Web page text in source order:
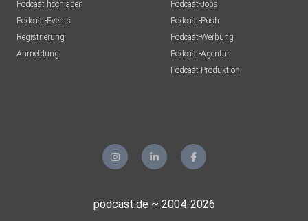
Podcast hochladen
Podcast-Events
Registrierung
Anmeldung
Podcast-Jobs
Podcast-Push
Podcast-Werbung
Podcast-Agentur
Podcast-Produktion
podcast.de ~ 2004-2026